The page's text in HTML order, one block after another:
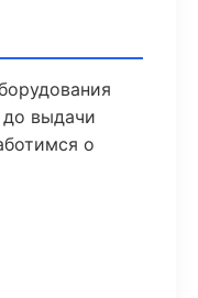
до выдачи
о